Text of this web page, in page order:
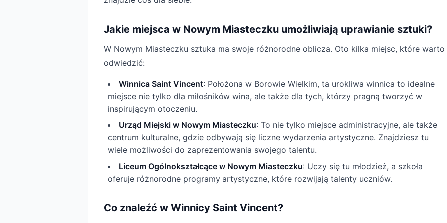
Jakie miejsca w Nowym Miasteczku umożliwiają uprawianie sztuki?
W Nowym Miasteczku sztuka ma swoje różnorodne oblicza. Oto kilka miejsc, które warto
odwiedzić:
Winnica Saint Vincent: Położona w Borowie Wielkim, ta urokliwa winnica to idealne
miejsce nie tylko dla miłośników wina, ale także dla tych, którzy pragną tworzyć w
inspirującym otoczeniu.
Urząd Miejski w Nowym Miasteczku: To nie tylko miejsce administracyjne, ale także
centrum kulturalne, gdzie odbywają się liczne wydarzenia artystyczne. Znajdziesz tu
wiele możliwości do zaprezentowania swojego talentu.
Liceum Ogólnokształcące w Nowym Miasteczku: Uczy się tu młodzież, a szkoła
oferuje różnorodne programy artystyczne, które rozwijają talenty uczniów.
Co znaleźć w Winnicy Saint Vincent?